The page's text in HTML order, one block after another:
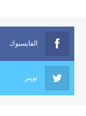
الفايسبوك
تويتر